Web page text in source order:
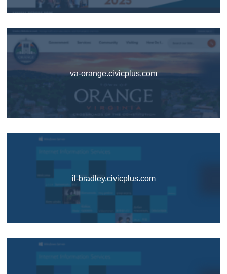
va-orange.civicplus.com
il-bradley.civicplus.com